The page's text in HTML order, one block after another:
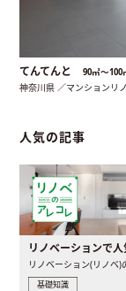
てんてんと 90㎡〜100
神奈川県 ／マンションリ
人気の記事
基礎知識